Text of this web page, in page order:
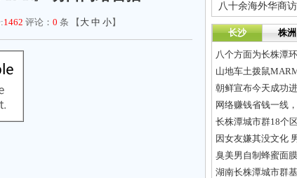
1462 评论： 0 条 【 大 中 小】
长沙 株洲
八个方面为长株潭
朝鲜宣布今天成功
网络赚钱省钱一线
长株潭城市群18个
因女友嫌其没文化
臭美男自制蜂蜜面
湖南长株潭城市群